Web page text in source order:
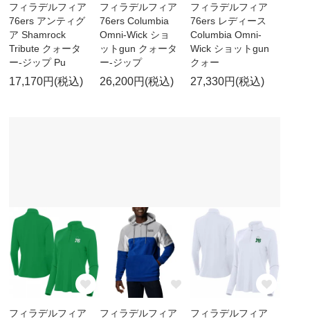
フィラデルフィア
76ers アンティグ
ア Shamrock
Tribute クォータ
ー-ジップ Pu
17,170円(税込)
フィラデルフィア
76ers Columbia
Omni-Wick ショ
ットgun クォータ
ー-ジップ
26,200円(税込)
フィラデルフィア
76ers レディース
Columbia Omni-
Wick ショットgun
クォー
27,330円(税込)
フィラデルフィア
フィラデルフィア
フィラデルフィア